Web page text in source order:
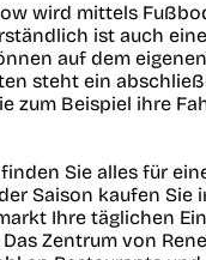
wird mittels
ist auch
auf dem
steht ein
zum Beispiel ihre
Sie alles für
Saison kaufen Sie
Ihre täglichen
Zentrum von